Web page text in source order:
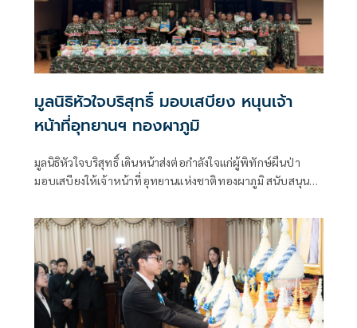
มูลนิธิหัวใจบริสุทธิ์ มอบเสบียง หนุนเจ้า
หน้าที่อุทยานฯ ทองผาภูมิ
มูลนิธิหัวใจบริสุทธิ์ เดินหน้าส่งต่อกำลังใจแก่ผู้พิทักษ์ผืนป่า
มอบเสบียงให้เจ้าหน้าที่อุทยานแห่งชาติทองผาภูมิ สนับสนุน